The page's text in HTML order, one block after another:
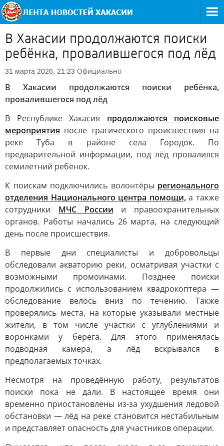
В Хакасии продолжаются поиски
ребёнка, провалившегося под лёд
31 марта 2026, 21:23 Официально
В Хакасии продолжаются поиски ребёнка,
провалившегося под лёд
В Республике Хакасия продолжаются поисковые
мероприятия после трагического происшествия на
реке Туба в районе села Городок. По
предварительной информации, под лёд провалился
семилетний ребёнок.
К поискам подключились волонтёры регионального
отделения Национального центра помощи,а также
сотрудники МЧС России и правоохранительных
органов. Работы начались 26 марта, на следующий
день после происшествия.
В первые дни специалисты и добровольцы
обследовали акваторию реки, осматривая участки с
возможными промоинами. Позднее поиски
продолжились с использованием квадрокоптера —
обследование велось вниз по течению. Также
проверялись места, на которые указывали местные
жители, в том числе участки с углублениями и
воронками у берега. Для этого применялась
подводная камера, а лёд вскрывался в
предполагаемых точках.
Несмотря на проведённую работу, результатов
поиски пока не дали. В настоящее время они
временно приостановлены из-за ухудшения ледовой
обстановки — лёд на реке становится нестабильным
и представляет опасность для участников операции.